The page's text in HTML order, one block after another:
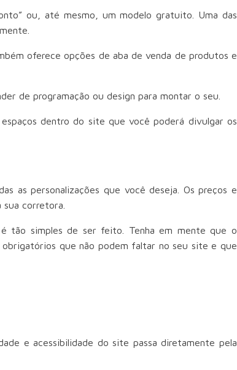
ou, até mesmo, um modelo gratuito. Uma das
oferece opções de aba de venda de produtos e
de programação ou design para montar o seu.
dentro do site que você poderá divulgar os
as personalizações que você deseja. Os preços e
corretora.
tão simples de ser feito. Tenha em mente que o
que não podem faltar no seu site e que
e acessibilidade do site passa diretamente pela